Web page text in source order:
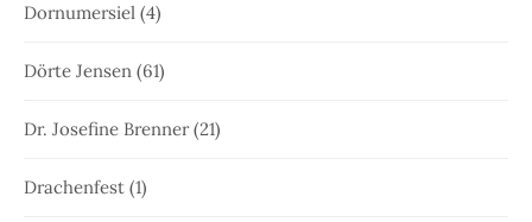
Dornumersiel (4)
Dörte Jensen (61)
Dr. Josefine Brenner(21)
Drachenfest (1)